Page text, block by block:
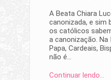
A Beata Chiara
canonizada, e sim
os católicos
a canonização. Na
Papa, Cardeais,
não é…
Continuar lendo…